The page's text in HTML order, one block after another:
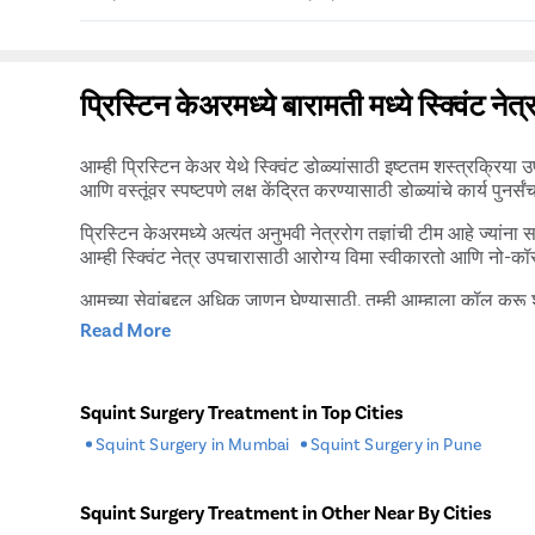
स्क्विंट नेत्र शस्त्रक्रियेचा अंदाज घेण्यासाठी, तुम्ही
उपचार प्रौढांपेक्षा अधिक प्रभावी आहे. स्ट्रॅबिस्मसच्या
देखील बदलतो. रुग्णाच्या डोळ्याचे निदान केल्यानंतर केवळ एक
प्रिस्टिन केअरमध्ये बारामती मध्ये स्क्विंट
आम्ही प्रिस्टिन केअर येथे स्क्विंट डोळ्यांसाठी इष्टतम शस्त्रक्रिया
आणि वस्तूंवर स्पष्टपणे लक्ष केंद्रित करण्यासाठी डोळ्यांचे कार्य
प्रिस्टिन केअरमध्ये अत्यंत अनुभवी नेत्ररोग तज्ञांची टीम आहे
आम्ही स्क्विंट नेत्र उपचारासाठी आरोग्य विमा स्वीकारतो आणि नो-
आमच्या सेवांबद्दल अधिक जाणून घेण्यासाठी, तुम्ही आम्हाला कॉल
स्क्विंट नेत्र शस्त्रक्रियेचे फायदे
स्क्विंट नेत्र शस्त्रक्रिया मुलांमध्ये आणि प्रौढांमधील डोळ्यांच्या
Improvement of Eye Position & Appearance-डोळ्यांची
Better Eye Coordination- डोळ्यांचा उत्तम समन्वय- मुलांमध्ये,
Read More
Squint Surgery Treatment in Top Cities
Squint Surgery in Mumbai Squint Surgery in Pune
Squint Surgery Treatment in Other Near By Cities